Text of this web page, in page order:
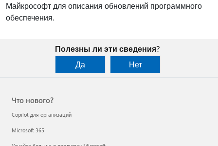
Майкрософт для описания обновлений программного
обеспечения.
Полезны ли эти сведения?
Да
Нет
Что нового?
Copilot для организаций
Microsoft 365